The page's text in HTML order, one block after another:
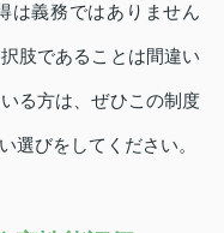
は義務ではありません
肢であることは間違い
る方は、ぜひこの制度
選びをしてください。